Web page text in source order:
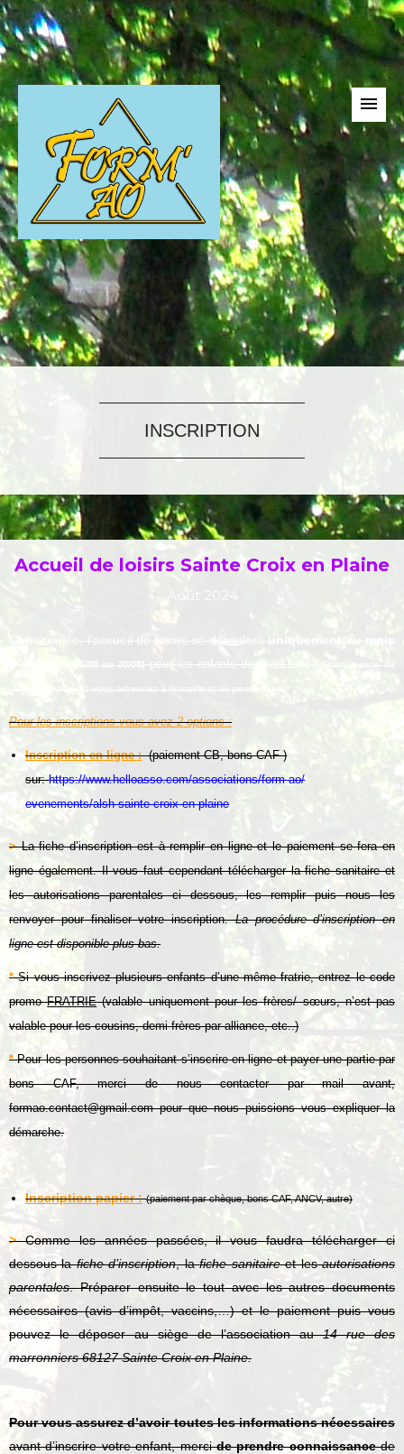
INSCRIPTION
Accueil de loisirs Sainte Croix en Plaine
Août 2024
Cette année, l’accueil de loisirs se déroulera uniquement au mois
(du 05/08 au 30/08)pour les enfants de 3 à 11ans !Pour le mois de
juillet vous pouvez vous adressez à la mairie et au périscolaire.
Pour les inscriptions vous avez 2 options :
Inscription en ligne : (paiement CB, bons CAF )
sur:https://www.helloasso.com/associations/form-ao/
evenements/alsh-sainte-croix-en-plaine
>La fiche d’inscription est à remplir en ligne et le paiement se fera en
ligne également. Il vous faut cependant télécharger la fiche sanitaire et
les autorisations parentales ci dessous, les remplir puis nous les
renvoyer pour finaliser votre inscription.La procédure d’inscription en
ligne est disponible plus bas.
*Si vous inscrivez plusieurs enfants d’une même fratrie, entrez le code
promoFRATRIE(valable uniquement pour les frères/ sœurs, n’est pas
valable pour les cousins, demi frères par alliance, etc..)
* Pour les personnes souhaitant s’inscrire en ligne et payer une partie par
bons CAF, merci de nous contacter par mail avant,
formao.contact@gmail.compour que nous puissions vous expliquer la
démarche.
Inscription papier : (paiement par chèque, bons CAF, ANCV, autre)
>Comme les années passées, il vous faudra télécharger ci
dessous lafiche d’inscription, lafiche sanitaireet lesautorisations
parentales. Préparer ensuite le tout avec les autres documents
nécessaires (avis d’impôt, vaccins,…) et le paiement puis vous
pouvez le déposer au siège de l’association au14 rue des
marronniers 68127 Sainte Croix en Plaine.
Pour vous assurez d’avoir toutes les informations nécessaires
avant d’inscrire votre enfant, mercide prendre connaissancede